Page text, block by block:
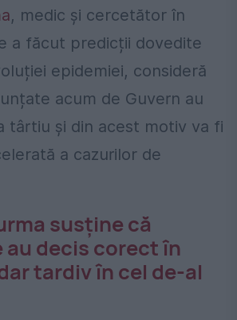
, medic și cercetător în
a făcut predicții dovedite
epidemiei, consideră
acum de Guvern au
târtiu şi din acest motiv va fi
a cazurilor de
susține că
decis corect în
tardiv în cel de-al